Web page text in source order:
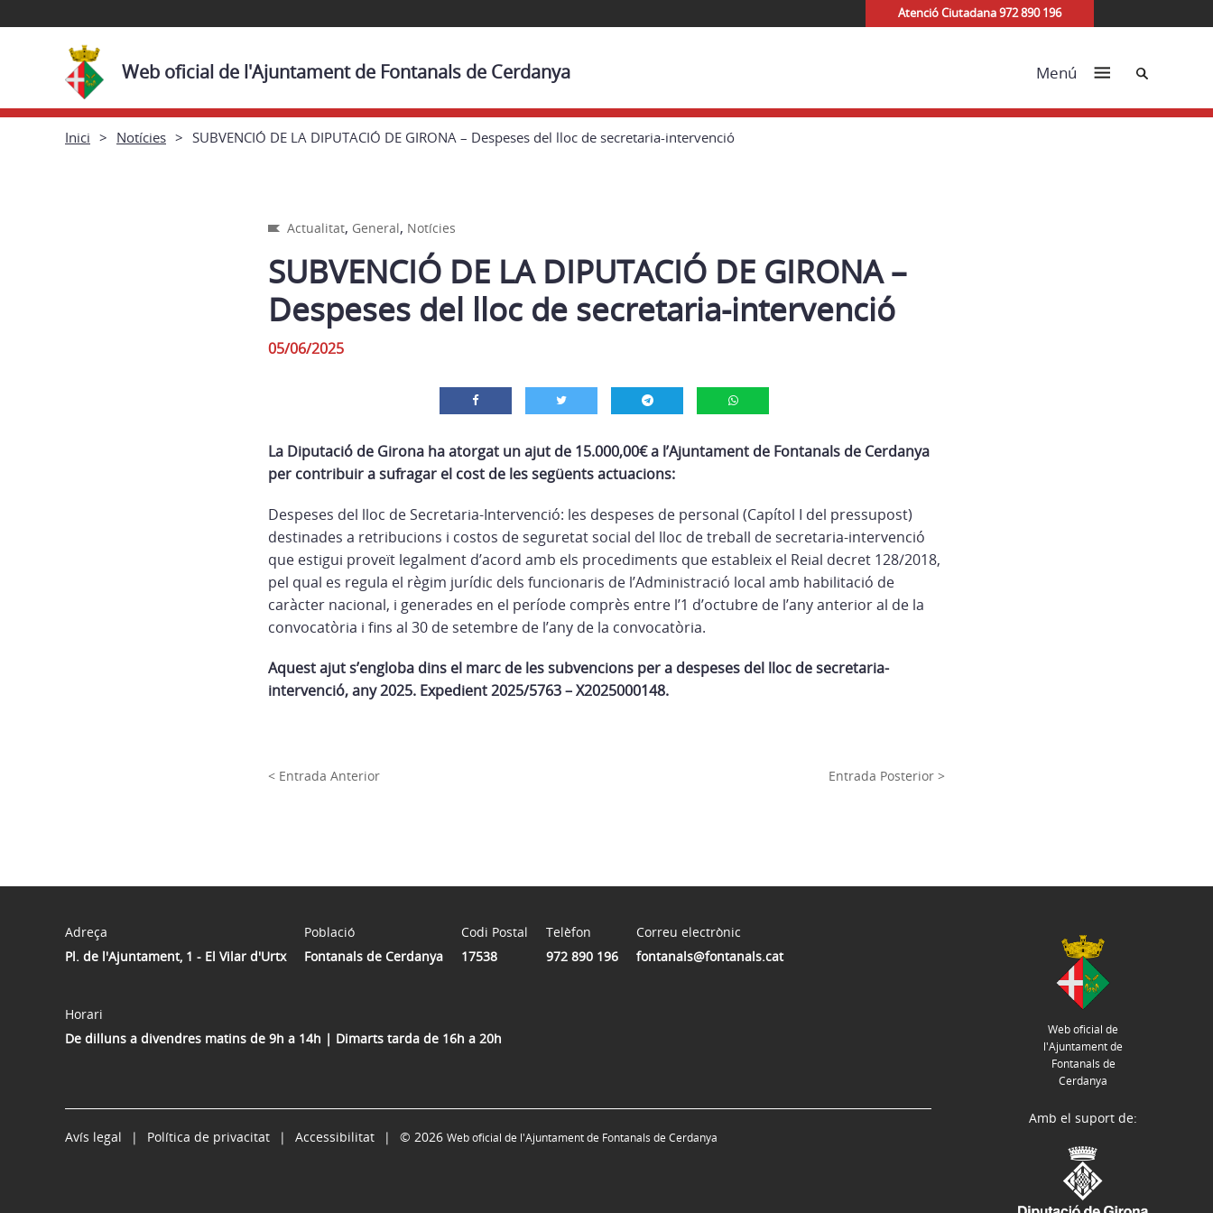
Atenció Ciutadana 972 890 196
Web oficial de l'Ajuntament de Fontanals de Cerdanya Menú Cerca
Inici Notícies SUBVENCIÓ DE LA DIPUTACIÓ DE GIRONA – Despeses del lloc de secretaria-intervenció
Actualitat, General, Notícies
SUBVENCIÓ DE LA DIPUTACIÓ DE GIRONA –
Despeses del lloc de secretaria-intervenció
05/06/2025
La Diputació de Girona ha atorgat un ajut de 15.000,00€ a l’Ajuntament de Fontanals de Cerdanya
per contribuir a sufragar el cost de les següents actuacions:
Despeses del lloc de Secretaria-Intervenció: les despeses de personal (Capítol I del pressupost)
destinades a retribucions i costos de seguretat social del lloc de treball de secretaria-intervenció
que estigui proveït legalment d’acord amb els procediments que estableix el Reial decret 128/2018,
pel qual es regula el règim jurídic dels funcionaris de l’Administració local amb habilitació de
caràcter nacional, i generades en el període comprès entre l’1 d’octubre de l’any anterior al de la
convocatòria i fins al 30 de setembre de l’any de la convocatòria.
Aquest ajut s’engloba dins el marc de les subvencions per a despeses del lloc de secretaria-
intervenció, any 2025. Expedient 2025/5763 – X2025000148.
< Entrada Anterior Entrada Posterior >
Adreça
Pl. de l'Ajuntament, 1 - El Vilar d'Urtx
Població
Fontanals de Cerdanya
Codi Postal
17538
Telèfon
972 890 196
Correu electrònic
fontanals@fontanals.cat
Horari
De dilluns a divendres matins de 9h a 14h | Dimarts tarda de 16h a 20h
Web oficial de
l'Ajuntament de
Fontanals de
Cerdanya
Avís legal Política de privacitat Accessibilitat © 2026 Web oficial de l'Ajuntament de Fontanals de Cerdanya
Amb el suport de: